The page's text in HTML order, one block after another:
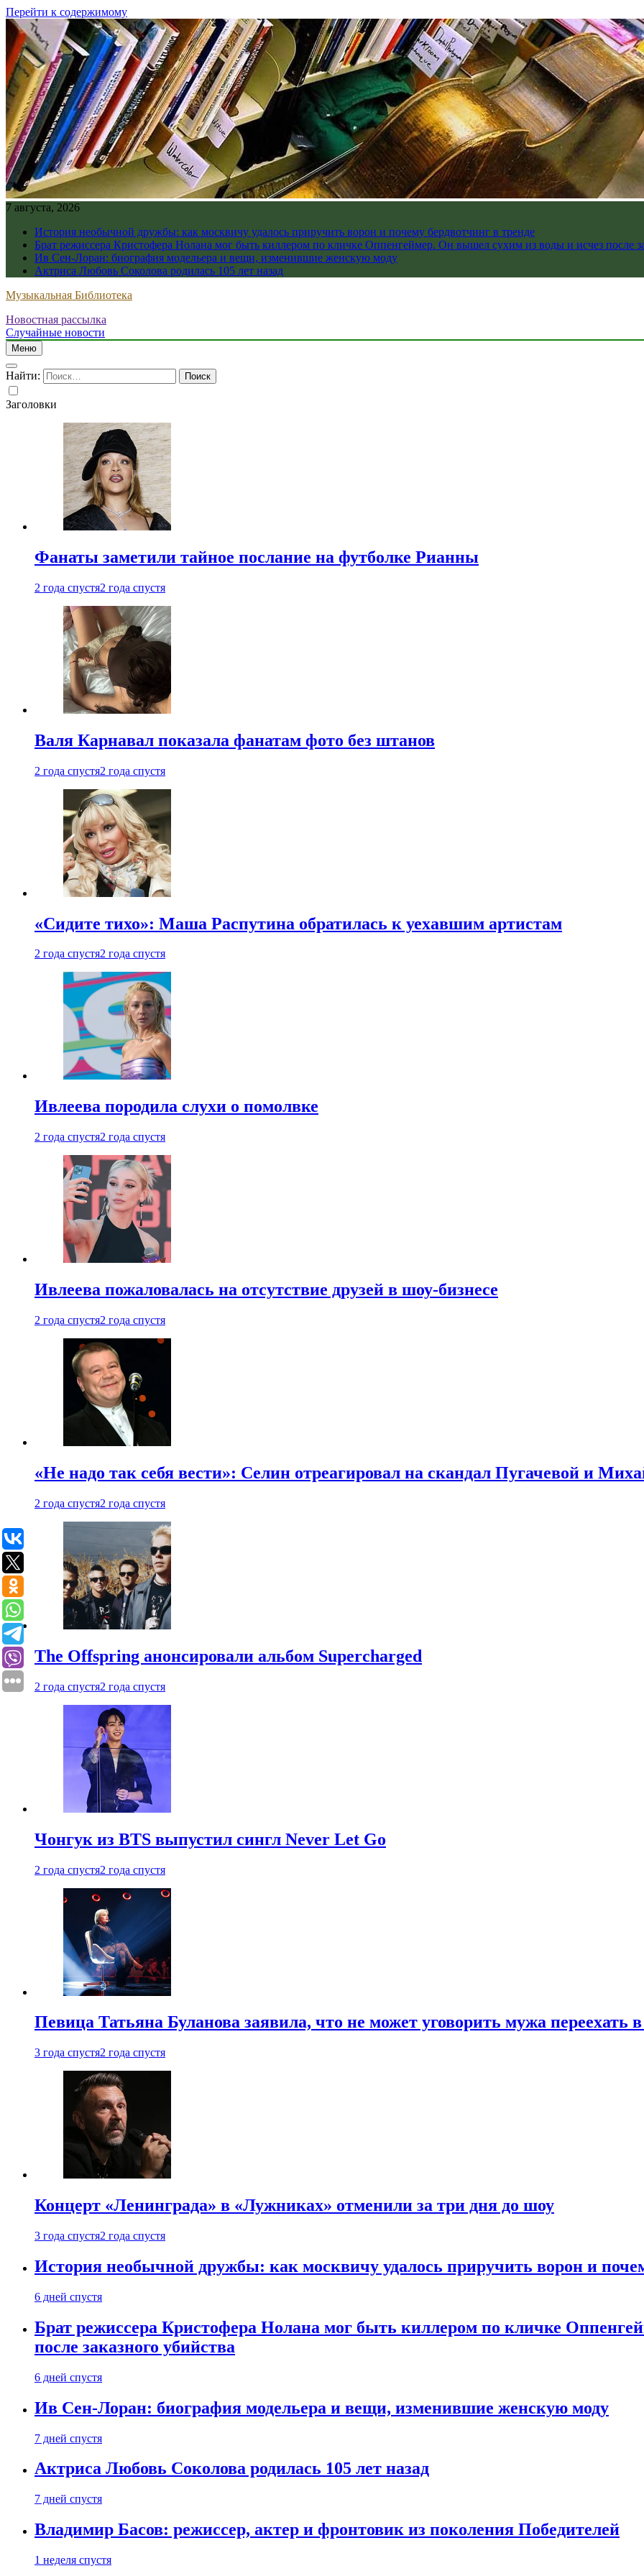
Перейти к содержимому
7 августа, 2026
История необычной дружбы: как москвичу удалось приручить ворон и почему бердвотчинг в тренде
Брат режиссера Кристофера Нолана мог быть киллером по кличке Оппенгеймер. Он вышел сухим из воды и исчез после
Ив Сен-Лоран: биография модельера и вещи, изменившие женскую моду
Актриса Любовь Соколова родилась 105 лет назад
Музыкальная Библиотека
Новостная рассылка
Случайные новости
Меню
Найти:
Заголовки
Фанаты заметили тайное послание на футболке Рианны
2 года спустя2 года спустя
Валя Карнавал показала фанатам фото без штанов
2 года спустя2 года спустя
«Сидите тихо»: Маша Распутина обратилась к уехавшим артистам
2 года спустя2 года спустя
Ивлеева породила слухи о помолвке
2 года спустя2 года спустя
Ивлеева пожаловалась на отсутствие друзей в шоу-бизнесе
2 года спустя2 года спустя
«Не надо так себя вести»: Селин отреагировал на скандал Пугачевой и
2 года спустя2 года спустя
The Offspring анонсировали альбом Supercharged
2 года спустя2 года спустя
Чонгук из BTS выпустил сингл Never Let Go
2 года спустя2 года спустя
Певица Татьяна Буланова заявила, что не может уговорить мужа переехать
3 года спустя2 года спустя
Концерт «Ленинграда» в «Лужниках» отменили за три дня до шоу
3 года спустя2 года спустя
История необычной дружбы: как москвичу удалось приручить ворон и
6 дней спустя
Брат режиссера Кристофера Нолана мог быть киллером по кличке
после заказного убийства
6 дней спустя
Ив Сен-Лоран: биография модельера и вещи, изменившие женскую моду
7 дней спустя
Актриса Любовь Соколова родилась 105 лет назад
7 дней спустя
Владимир Басов: режиссер, актер и фронтовик из поколения Победителей
1 неделя спустя